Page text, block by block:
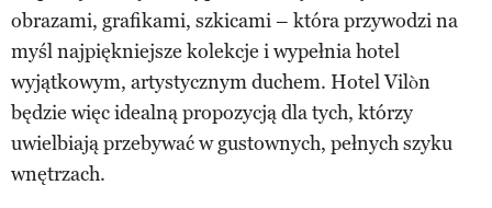
obrazami, grafikami, szkicami – która przywodzi na
myśl najpiękniejsze kolekcje i wypełnia hotel
wyjątkowym, artystycznym duchem. Hotel Vilòn
będzie więc idealną propozycją dla tych, którzy
uwielbiają przebywać w gustownych, pełnych szyku
wnętrzach.